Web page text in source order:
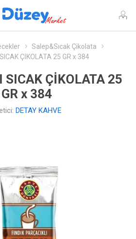
Salep&Sıcak Çikolata
SICAK ÇİKOLATA 25 GR x 384
SICAK ÇİKOLATA 25
GR x 384
DETAY KAHVE